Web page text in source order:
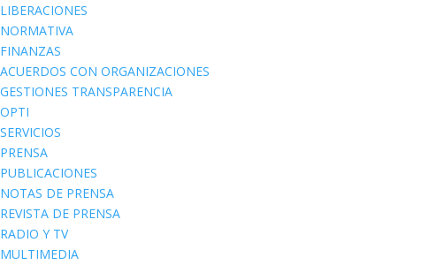
LIBERACIONES
NORMATIVA
FINANZAS
ACUERDOS CON ORGANIZACIONES
GESTIONES TRANSPARENCIA
OPTI
SERVICIOS
PRENSA
PUBLICACIONES
NOTAS DE PRENSA
REVISTA DE PRENSA
RADIO Y TV
MULTIMEDIA